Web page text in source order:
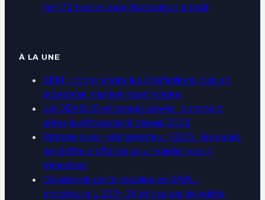
lien 72 h et le code d’activation postal
À LA UNE
SEM : comprendre les 3 définitions clés en
économie, marketing et histoire
Loi DDADUE et congés payés : comment
gérer la rétroactivité depuis 2009
Retraite auto-entrepreneur 2025 : les seuils
de chiffre d'affaires pour valider vos 4
trimestres
Cession de parts sociales en SARL :
procédure L.223-14 et risques de nullité